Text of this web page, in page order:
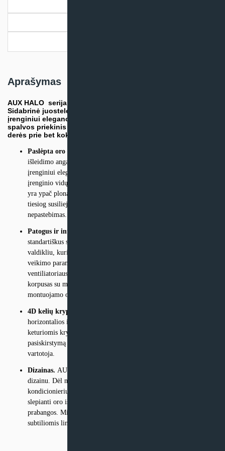
Aprašymas
AUX HALO serija išsiskiria unikaliu korpuso dizainu.
Sidabrinė juostelė, slepianti oro išleidimo angą, suteikia
įrenginiui elegancijos ir prabangos. Minimalistinis baltos
spalvos priekinis skydelis su subtiliomis kreivėmis puikiai
derės prie bet kokio interjero dekoro.
Paslėpta oro išleidimo anga ir ypač plonas dizainas.
išleidimo anga, paslėpta po dekoratyvine juostele, suteikia
įrenginiui elegantišką išvaizdą ir neleidžiadulkėms patekti į
įrenginio vidų. Unikalus AUX Halo serijos vidinio bloko korpusas
yra ypač plonas ir subtilios išvaizdos, todėl oro kondicionierius
tiesiog susilieja su patalpos interjeru ir tampa visiškai
nepastebimas.
Patogus ir intuityvus valdymas.
standartiškus su intuityviu ir lengvai naudojamu belaidžiu
valdikliu, kuris suteikia galimybę patogiai valdyti įrenginio
veikimo parametrus, tokius kaip: darbo režimą, temperatūrą,
ventiliatoriaus veikimo greitį, oro gaubto nustatymus. Plonas
korpusas su matine apdaila puikiai dera su elegantišku ant sienos
montuojamo oro kondicionieriaus dizainu.
4D kelių krypčių oro srauto pūtimo funkcija.
horizontalios ir vertikalios žaliuzės gali judėti automatiškai
keturiomis kryptimis, užtikrindamos tolygų kondicionuojamo oro
pasiskirstymą visame kambaryje ir dar aukštesnio lygio komfortą
vartotoja.
Dizainas. AUX Halo serijos modeliai išsiskiria unikaliu korpuso
dizainu. Dėl modernios, profiliuotos išvaizdos atrodo, kad oro
kondicionierius tiesiog plevėsuoja ant sienos. Sidabrinė juostelė,
slepianti oro išleidimo angą, suteikia įrenginiui elegancijos ir
prabangos. Minimalistinis baltos spalvos priekinis skydelis su
subtiliomis linijomis puikiai tiks bet kokio dizaino interjerui.